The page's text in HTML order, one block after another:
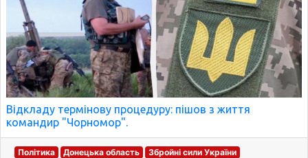
Відкладу термінову процедуру: пішов з життя
командир "Чорномор".
Політика Донецька область Збройні сили України